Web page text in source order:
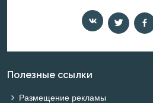
Полезные ссылки
Размещение рекламы